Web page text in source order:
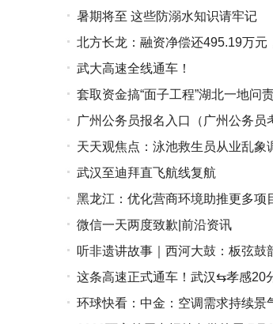
暑期将至 这些防溺水知识请牢记
北方长龙：融资净偿还495.19万元
武大高速全线通车！
套取资金搞“面子工程”湖北一地问
广州公务员报名入口（广州公务员
天天观焦点：泳池救生员从业乱
武汉至迪拜直飞航线复航
黑龙江：优化营商环境助推更多项
微信一天两度致歉|前沿资讯
听非遗讲故事｜西河大鼓：板弦鼓
这条高速正式通车！武汉⇆孝感20
环球快看：中金：空调需求持续景